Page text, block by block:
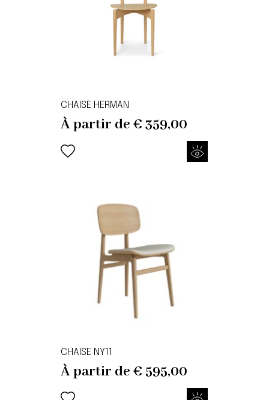
CHAISE HERMAN
À partir de€ 359,00
CHAISE NY11
À partir de€ 595,00